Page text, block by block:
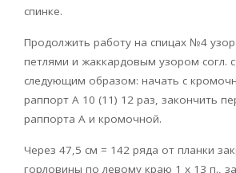
спинке.
Продолжить работу на спицах №4
петлями и жаккардовым узором согл.
следующим образом: начать с
раппорт А 10 (11) 12 раз, закончить
раппорта A и кромочной.
Через 47,5 см = 142 ряда от планки
горловины по левому краю 1 x 13 п.,